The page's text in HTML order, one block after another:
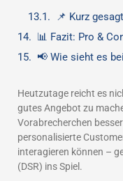
📌 Kurz
📊 Fazit: Pro &
📢 Wie sieht es
Heutzutage reicht es
gutes Angebot zu
Vorabrecherchen
personalisierte
interagieren können –
(DSR) ins Spiel.